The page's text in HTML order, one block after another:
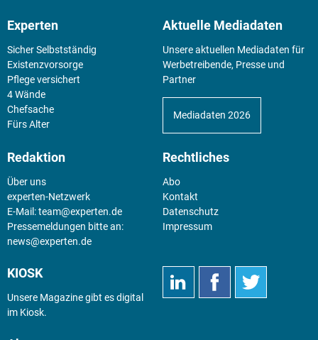
Experten
Sicher Selbstständig
Existenz­vorsorge
Pflege versichert
4 Wände
Chefsache
Fürs Alter
Aktuelle Mediadaten
Unsere aktuellen Mediadaten für
Werbetreibende, Presse und
Partner
Mediadaten 2026
Redaktion
Über uns
experten-Netzwerk
E-Mail:team@experten.de
Pressemeldungen bitte an:
news@experten.de
Rechtliches
Abo
Kontakt
Datenschutz
Impressum
KIOSK
Unsere Magazine gibt es digital
im Kiosk.